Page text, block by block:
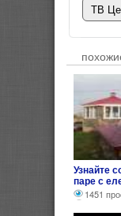
ТВ
Узнайте
паре с
котлами !.
1451